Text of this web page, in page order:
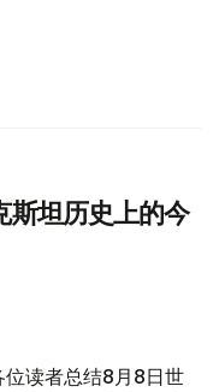
斯坦历史上的今
位读者总结8月8日世